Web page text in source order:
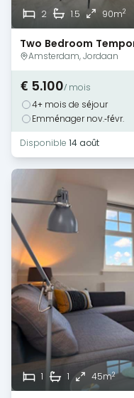
2 1.5 90m2
Two Bedroom
Amsterdam — Terrace
Amsterdam, Jordaan
€ 5.100/ mois
4+ mois de séjour
Emménager nov.-févr.
Disponible 14 août
1 1 45m2